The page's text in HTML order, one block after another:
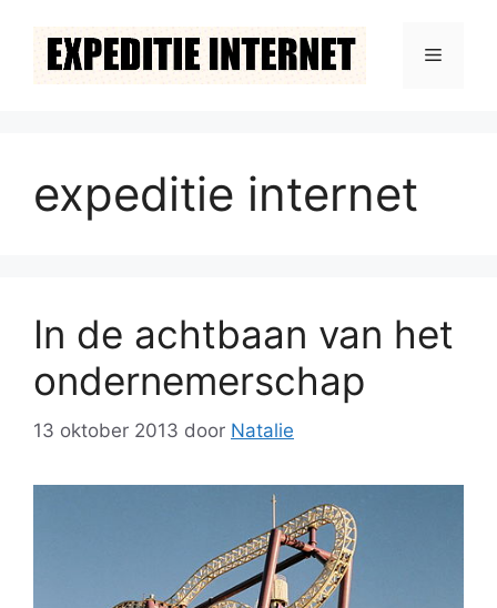
Menu
expeditie internet
In de achtbaan van het
ondernemerschap
13 oktober 2013 door Natalie